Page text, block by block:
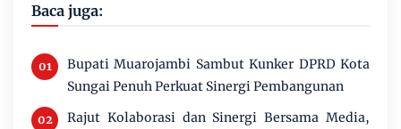
Baca juga:
Bupati Muarojambi Sambut Kunker DPRD Kota
Sungai Penuh Perkuat Sinergi Pembangunan
Rajut Kolaborasi dan Sinergi Bersama Media,